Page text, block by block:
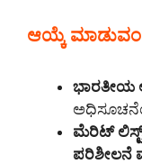
ಆಯ್ಕೆ
ಭಾರತೀಯ
ಮೆರಿಟ್
ಪರಿಶೀಲನೆ